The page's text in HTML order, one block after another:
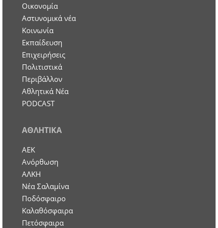
Οικονομία
Aστυνομικά νέα
Κοινωνία
Εκπαίδευση
Επιχειρήσεις
Πολιτιστικά
Περιβάλλον
Αθλητικά Νέα
PODCAST
ΑΘΛΗΤΙΚΑ
ΑΕΚ
Ανόρθωση
ΑΛΚΗ
Νέα Σαλαμίνα
Ποδόσφαιρο
Καλαθόσφαιρα
Πετόσφαιρα